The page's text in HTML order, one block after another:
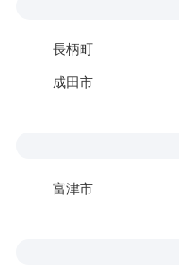
長柄町
成田市
富津市